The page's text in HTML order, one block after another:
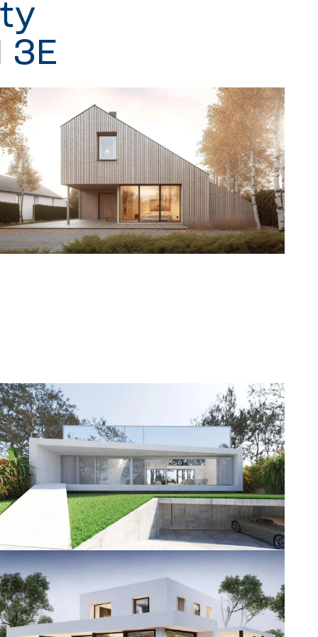
3E
Projekt indywidualny DOM3E-03
Powierzchnia użytkowa 180 mkw.
Projekt indywidualny DOM3E-06
Powierzchnia użytkowa 350 mkw.
Projekt indywidualny DOM3E-09